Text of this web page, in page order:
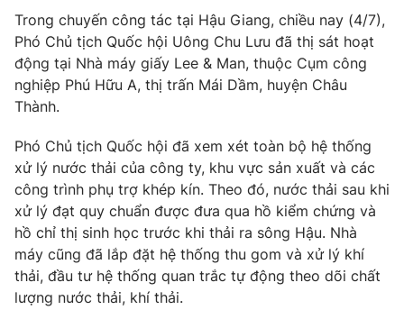
Thế giới đó đây
Câu chuyện quốc tế
Kinh tế
Tài chính
Thị trường
Dữ liệu và đời sống
Truyền hình
Phim VTV
Hậu trường
Nhân vật
Khán giả
Giải sao mai
Giải trí
Điện ảnh
Âm nhạc
Sao
Đời sống
Du lịch
Làm đẹp
Giáo dục
Tuyển sinh
Trong chuyến công tác tại Hậu Giang, chiều nay (4/7),
Phó Chủ tịch Quốc hội Uông Chu Lưu đã thị sát hoạt
động tại Nhà máy giấy Lee & Man, thuộc Cụm công
nghiệp Phú Hữu A, thị trấn Mái Dầm, huyện Châu
Thành.
Phó Chủ tịch Quốc hội đã xem xét toàn bộ hệ thống
xử lý nước thải của công ty, khu vực sản xuất và các
công trình phụ trợ khép kín. Theo đó, nước thải sau khi
xử lý đạt quy chuẩn được đưa qua hồ kiểm chứng và
hồ chỉ thị sinh học trước khi thải ra sông Hậu. Nhà
máy cũng đã lắp đặt hệ thống thu gom và xử lý khí
thải, đầu tư hệ thống quan trắc tự động theo dõi chất
lượng nước thải, khí thải.